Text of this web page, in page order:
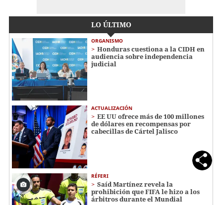
LO ÚLTIMO
ORGANISMO
Honduras cuestiona a la CIDH en
audiencia sobre independencia
judicial
ACTUALIZACIÓN
EE UU ofrece más de 100 millones
de dólares en recompensas por
cabecillas de Cártel Jalisco
RÉFERI
Saíd Martínez revela la
prohibición que FIFA le hizo a los
árbitros durante el Mundial